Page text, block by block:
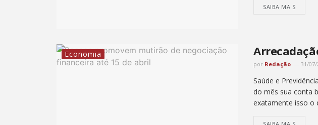
SAIBA MAIS
Economia
por Redação 31/07/
Saúde e
do mês sua conta
exatamente isso o